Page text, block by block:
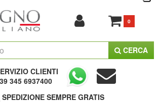
0
CERCA
CLIENTI
345 6937400
SPEDIZIONE SEMPRE GRATIS